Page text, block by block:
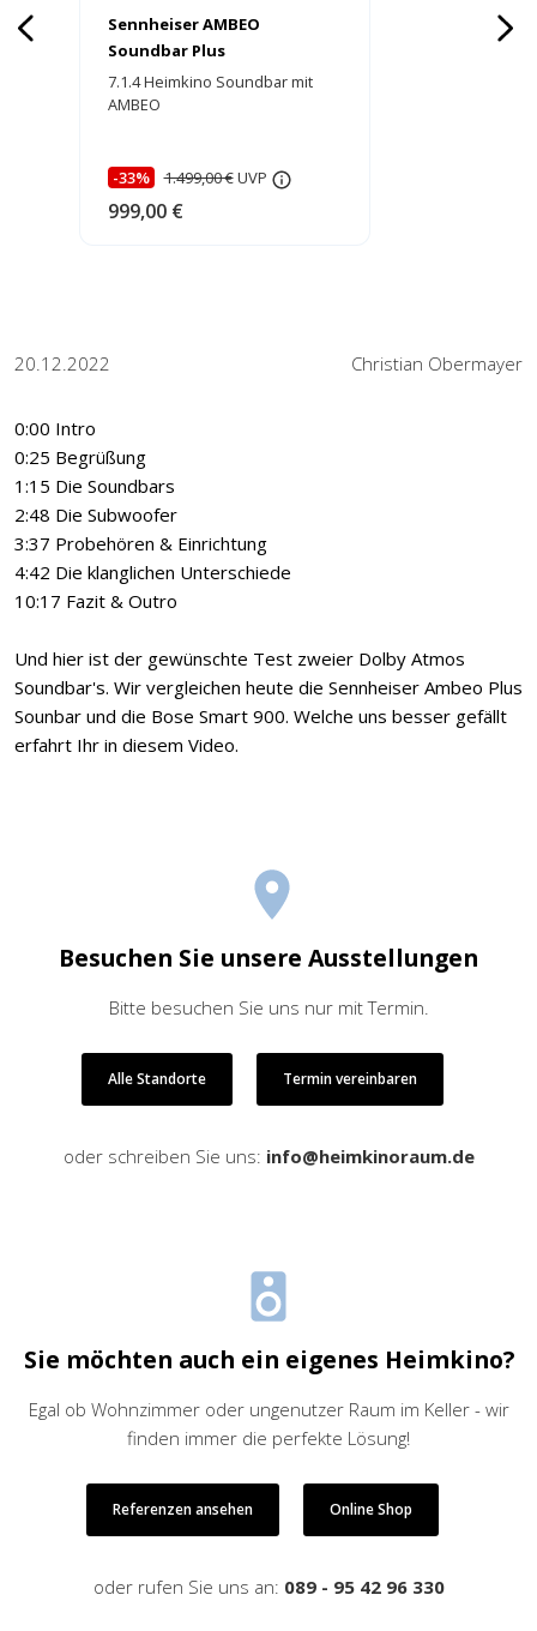
Sennheiser AMBEO
Soundbar Plus
7.1.4 Heimkino Soundbar mit
AMBEO
-33% 1.499,00 €UVP
999,00 €
20.12.2022 Christian Obermayer
0:00 Intro
0:25 Begrüßung
1:15 Die Soundbars
2:48 Die Subwoofer
3:37 Probehören & Einrichtung
4:42 Die klanglichen Unterschiede
10:17 Fazit & Outro
Und hier ist der gewünschte Test zweier Dolby Atmos
Soundbar's. Wir vergleichen heute die Sennheiser Ambeo Plus
Sounbar und die Bose Smart 900. Welche uns besser gefällt
erfahrt Ihr in diesem Video.
Besuchen Sie unsere Ausstellungen
Bitte besuchen Sie uns nur mit Termin.
Alle Standorte Termin vereinbaren
oder schreiben Sie uns: info@heimkinoraum.de
Sie möchten auch ein eigenes Heimkino?
Egal ob Wohnzimmer oder ungenutzer Raum im Keller - wir
finden immer die perfekte Lösung!
Referenzen ansehen Online Shop
oder rufen Sie uns an: 089 - 95 42 96 330